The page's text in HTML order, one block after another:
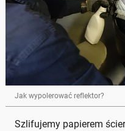
Jak wypolerować reflektor?
Szlifujemy papierem